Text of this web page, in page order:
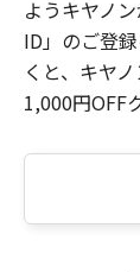
ようキヤノ
ID」のご登
くと、キヤ
1,000円OFF